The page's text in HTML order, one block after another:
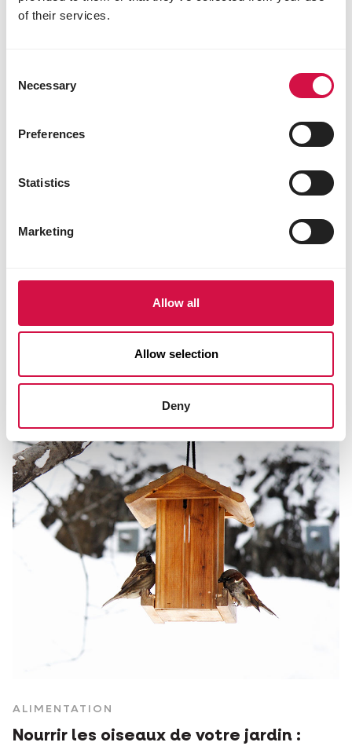
of their services.
Selection
Necessary
Preferences
Statistics
Marketing
Allow all
Allow selection
Deny
Peut-on nourrir les oiseaux toute
l'année, et ce même en été ?
ALIMENTATION
Nourrir les oiseaux de votre jardin :